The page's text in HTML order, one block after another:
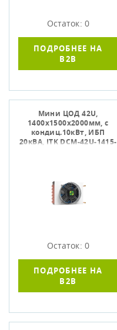
Остаток: 0
ПОДРОБНЕЕ НА
B2B
Мини ЦОД 42U,
1400х1500х2000мм, с
кондиц.10кВт, ИБП
20кВА, ITK DCM-42U-1415-
Остаток: 0
ПОДРОБНЕЕ НА
B2B